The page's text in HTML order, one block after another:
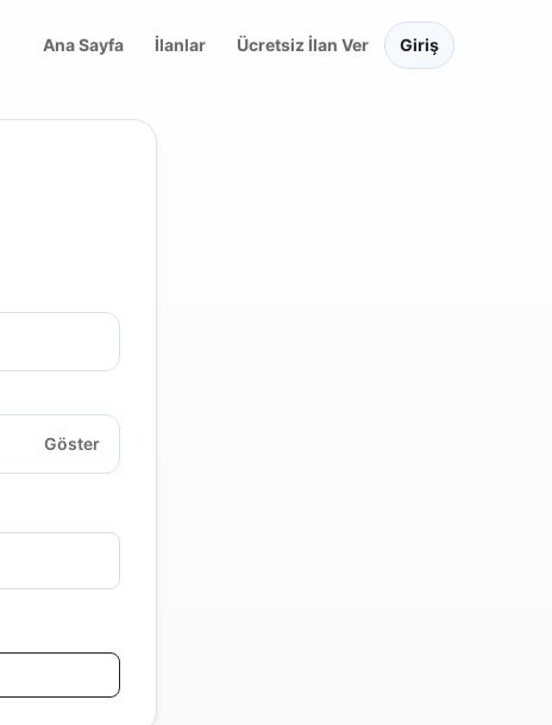
Ana Sayfa İlanlar Ücretsiz İlan Ver Giriş
Göster